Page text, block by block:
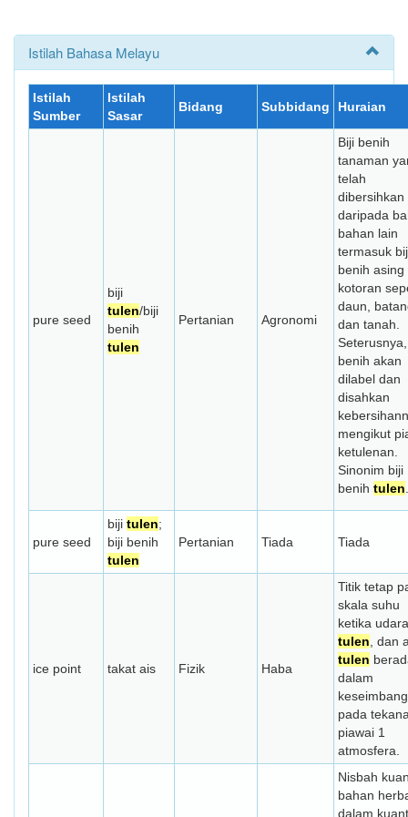
Istilah Bahasa Melayu
Istilah
Sumber
Istilah
Sasar
Bidang Subbidang Huraian
pure seed
biji
tulen/biji
benih
tulen
Pertanian Agronomi
Biji benih
tanaman
telah
dibersihkan
daripada
bahan lain
termasuk
benih asing
kotoran
daun,
dan tanah.
benih akan
dilabel dan
disahkan
mengikut
ketulenan.
Sinonim biji
benih tulen
pure seed
biji tulen;
biji benih
tulen
Pertanian Tiada Tiada
ice point takat ais Fizik Haba
Titik tetap
skala suhu
ketika
tulen , dan
tulen
dalam
pada
piawai 1
atmosfera.
Nisbah
bahan
dalam